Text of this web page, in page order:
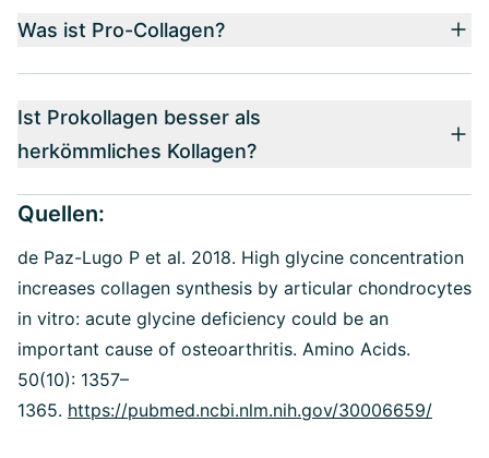
Was ist Pro-Collagen?
Ist Prokollagen besser als
herkömmliches Kollagen?
Quellen:
de Paz-Lugo P et al. 2018. High glycine concentration
increases collagen synthesis by articular chondrocytes
in vitro: acute glycine deficiency could be an
important cause of osteoarthritis. Amino Acids.
50(10): 1357–
1365. https://pubmed.ncbi.nlm.nih.gov/30006659/